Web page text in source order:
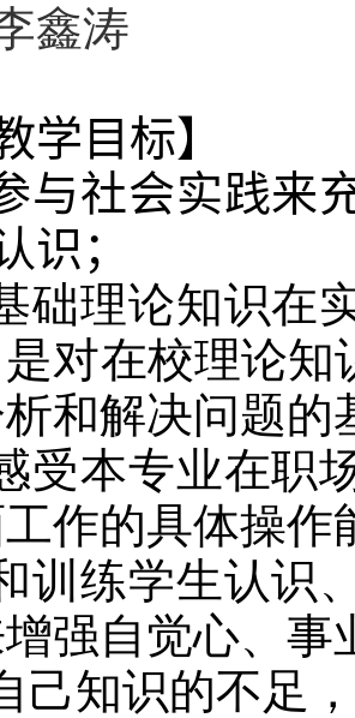
鑫涛
学目标】
与社会实践来
识；
础理论知识在
对在校理论
和解决问题的
受本专业在职
作的具体操作
训练学生认识
强自觉心、事
己知识的不足